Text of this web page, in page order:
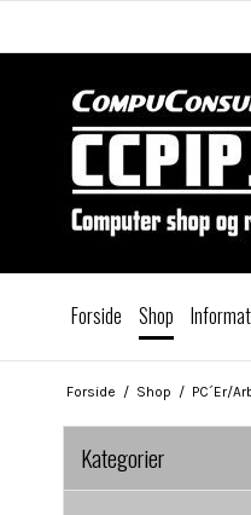
Forside Shop
Forside / Shop / PC´Er/
Kategorier